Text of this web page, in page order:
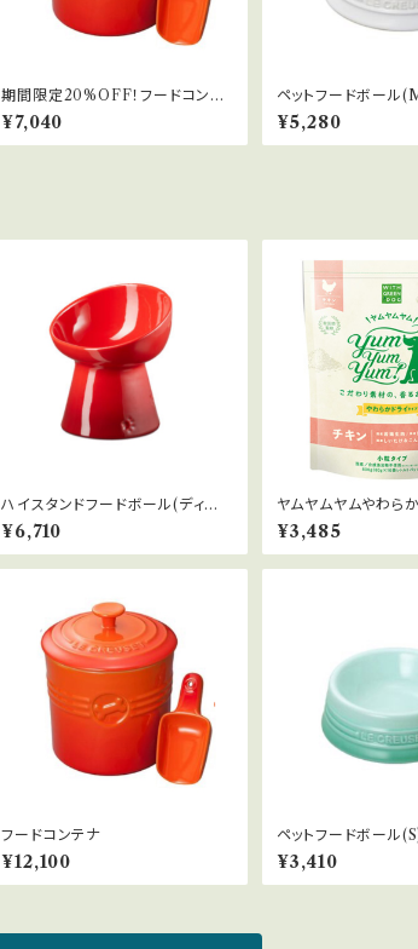
期間限定20%OFF！フードコンテ
ナ
¥7,040
ペットフードボール
¥5,280
ハイスタンドフードボール(ディー
プ)
¥6,710
ヤムヤムヤムやわら
ン800g
¥3,485
フードコンテナ
¥12,100
ペットフードボール
¥3,410